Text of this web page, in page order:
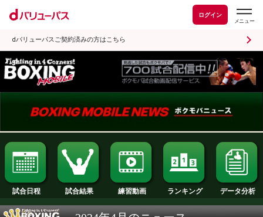
ログイン
dバリューパスご契約済みの方はこちら